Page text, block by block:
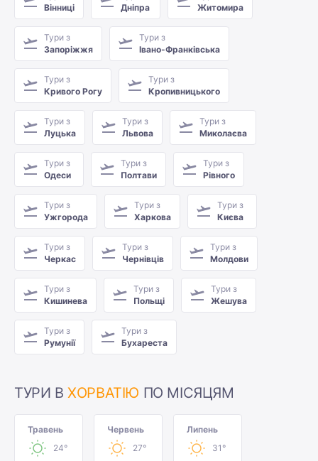
Вінниці
Дніпра
Житомира
Тури з
Запоріжжя
Тури з
Івано-Франківська
Тури з
Кривого Рогу
Тури з
Кропивницького
Тури з
Луцька
Тури з
Львова
Тури з
Миколаєва
Тури з
Одеси
Тури з
Полтави
Тури з
Рівного
Тури з
Ужгорода
Тури з
Харкова
Тури з
Києва
Тури з
Черкас
Тури з
Чернівців
Тури з
Молдови
Тури з
Кишинева
Тури з
Польщі
Тури з
Жешува
Тури з
Румунії
Тури з
Бухареста
ТУРИ ВХОРВАТІЮ ПО МІСЯЦЯМ
Травень
24°
Червень
27°
Липень
31°